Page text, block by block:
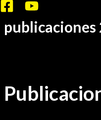
Ir
contenido
publicaciones